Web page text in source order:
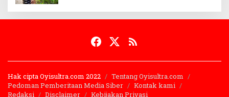
Hak cipta Oyisultra.com 2022
Tentang Oyisultra.com
Pedoman Pemberitaan Media Siber
Kontak kami
Redaksi
Disclaimer Kebijakan Privasi